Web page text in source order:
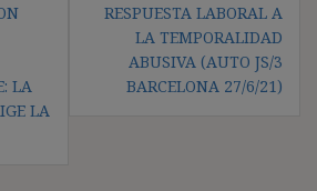
LA
LA
RESPUESTA LABORAL A
LA TEMPORALIDAD
ABUSIVA (AUTO JS/3
BARCELONA 27/6/21)